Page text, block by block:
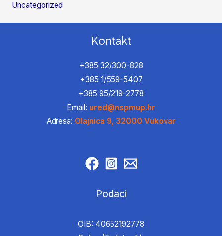
Uncategorized
Kontakt
+385 32/300-828
+385 1/559-5407
+385 95/219-2778
Email: ured@nspmup.hr
Adresa: Olajnica 9, 32000 Vukovar
Podaci
OIB: 40652192778